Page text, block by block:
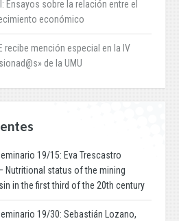
Ensayos sobre la relación entre el
económico
recibe mención especial en la IV
de la UMU
19/15: Eva Trescastro
Nutritional status of the mining
in the first third of the 20th century
19/30: Sebastián Lozano,